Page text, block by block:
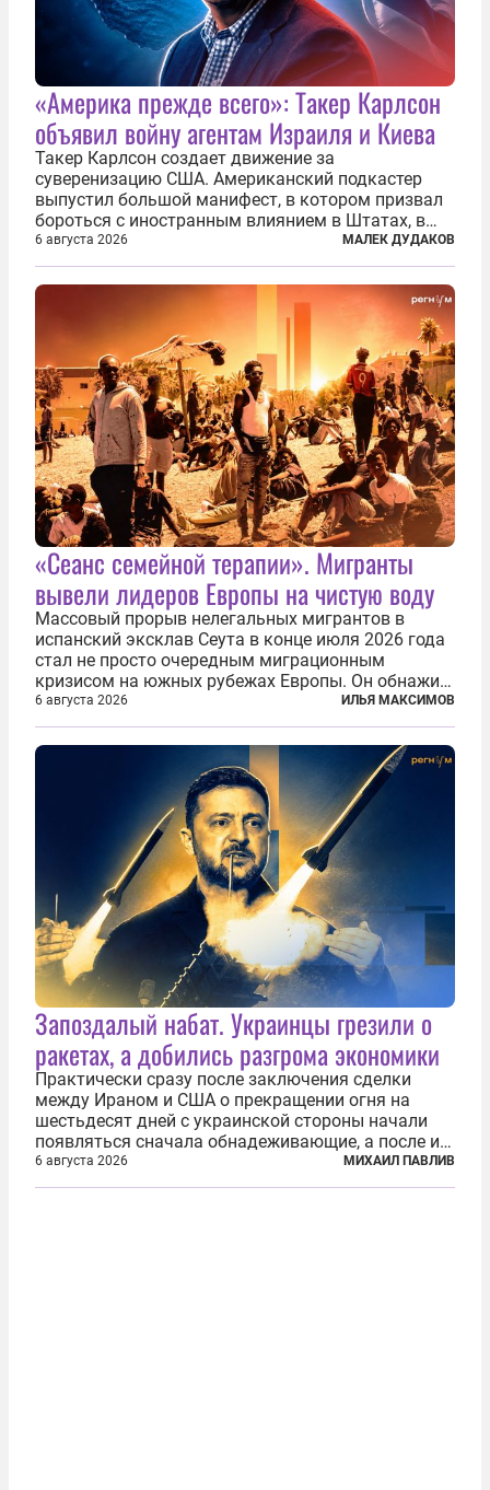
«Америка прежде всего»: Такер Карлсон
объявил войну агентам Израиля и Киева
Такер Карлсон создает движение за
суверенизацию США. Американский подкастер
выпустил большой манифест, в котором призвал
бороться с иностранным влиянием в Штатах, в
первую очередь имея в виду Израиль. А также
прекратить заморские войны, выплатить
репарации Ирану, остановить прием мигрантов...
6 августа 2026 МАЛЕК ДУДАКОВ
«Сеанс семейной терапии». Мигранты
вывели лидеров Европы на чистую воду
Массовый прорыв нелегальных мигрантов в
испанский эксклав Сеута в конце июля 2026 года
стал не просто очередным миграционным
кризисом на южных рубежах Европы. Он обнажил
фундаментальный раскол внутри Евросоюза,
продемонстрировав, что десятилетиями
выстраивавшаяся миграционная политика ЕС
6 августа 2026 ИЛЬЯ МАКСИМОВ
Запоздалый набат. Украинцы грезили о
ракетах, а добились разгрома экономики
Практически сразу после заключения сделки
между Ираном и США о прекращении огня на
шестьдесят дней с украинской стороны начали
появляться сначала обнадеживающие, а после и
вовсе бравурные заявления про некий «перелом»
в войне. Вероятно, в сознании первых лиц
6 августа 2026 МИХАИЛ ПАВЛИВ